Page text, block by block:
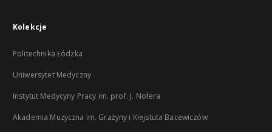
Kolekcje
Politechnika Łódzka
Uniwersytet Medyczny
Instytut Medycyny Pracy im. prof. J. Nofera
Akademia Muzyczna im. Grażyny i Kiejstuta Bacewiczów